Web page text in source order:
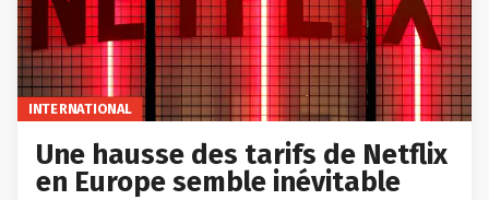
INTERNATIONAL
Une hausse des tarifs de Netflix
en Europe semble inévitable